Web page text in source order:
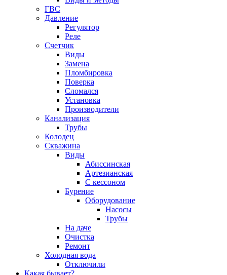
ГВС
Давление
Регулятор
Реле
Счетчик
Виды
Замена
Пломбировка
Поверка
Сломался
Установка
Производители
Канализация
Трубы
Колодец
Скважина
Виды
Абиссинская
Артезианская
С кессоном
Бурение
Оборудование
Насосы
Трубы
На даче
Очистка
Ремонт
Холодная вода
Отключили
Какая бывает?